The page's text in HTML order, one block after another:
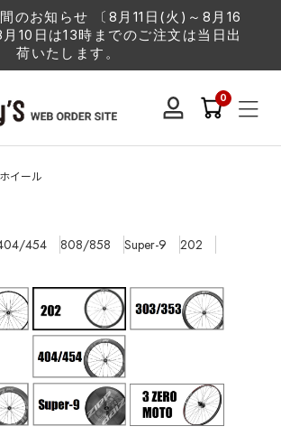
のお知らせ 〔8月11日(火)～8月16
10日は13時までのご注文は当日出
荷いたします。
0
ホイール
454 808/858 Super-9
202